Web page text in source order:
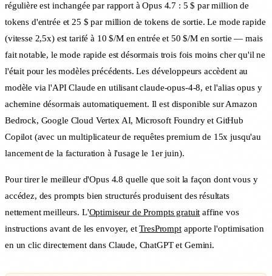
régulière est inchangée par rapport à Opus 4.7 : 5 $ par million de
tokens d'entrée et 25 $ par million de tokens de sortie. Le mode rapide
(vitesse 2,5x) est tarifé à 10 $/M en entrée et 50 $/M en sortie — mais
fait notable, le mode rapide est désormais trois fois moins cher qu'il ne
l'était pour les modèles précédents. Les développeurs accèdent au
modèle via l'API Claude en utilisant claude-opus-4-8, et l'alias opus y
achemine désormais automatiquement. Il est disponible sur Amazon
Bedrock, Google Cloud Vertex AI, Microsoft Foundry et GitHub
Copilot (avec un multiplicateur de requêtes premium de 15x jusqu'au
lancement de la facturation à l'usage le 1er juin).
Pour tirer le meilleur d'Opus 4.8 quelle que soit la façon dont vous y
accédez, des prompts bien structurés produisent des résultats
nettement meilleurs. L'Optimiseur de Prompts gratuit affine vos
instructions avant de les envoyer, etTresPromptapporte l'optimisation
en un clic directement dans Claude, ChatGPT et Gemini.